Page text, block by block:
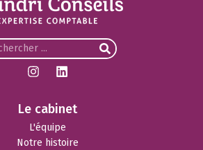
Le cabinet
L'équipe
Notre histoire